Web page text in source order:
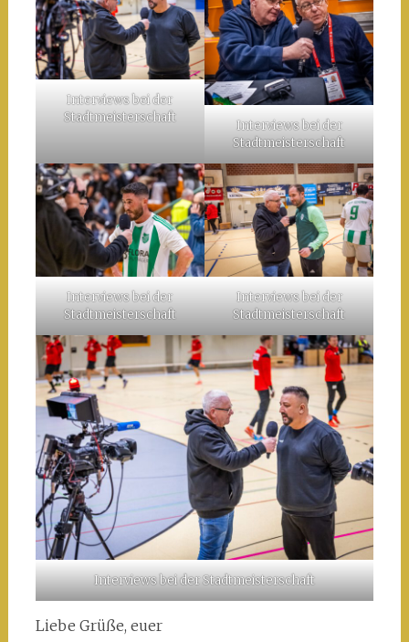
Interviews bei der
Stadtmeisterschaft
Interviews bei der
Stadtmeisterschaft
Interviews bei der
Stadtmeisterschaft
Interviews bei der
Stadtmeisterschaft
Interviews bei der Stadtmeisterschaft
Liebe Grüße, euer